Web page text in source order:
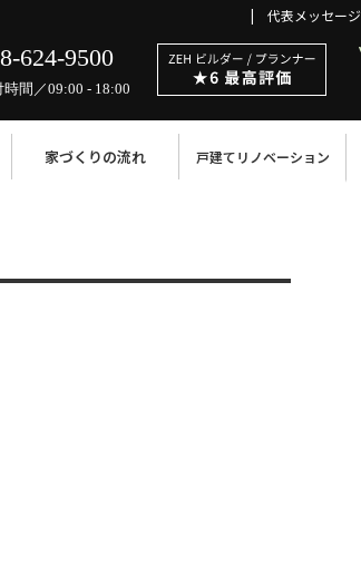
624-9500
時間／09:00 - 18:00
代表メッセージ
家づくりの流れ 戸建てリノベーション